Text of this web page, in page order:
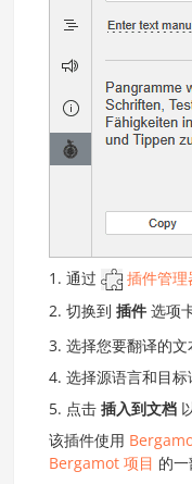
通过 插件管理
切换到 插件 选项
选择您要翻译的文
选择源语言和目标
点击 插入到文档
该插件使用
Bergamot 项目 的一